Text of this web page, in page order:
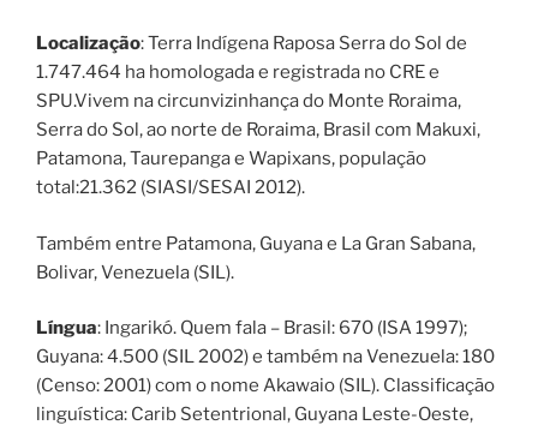
Localização: Terra Indígena Raposa Serra do Sol de
1.747.464 ha homologada e registrada no CRE e
SPU.Vivem na circunvizinhança do Monte Roraima,
Serra do Sol, ao norte de Roraima, Brasil com Makuxi,
Patamona, Taurepanga e Wapixans, população
total:21.362 (SIASI/SESAI 2012).
Também entre Patamona, Guyana e La Gran Sabana,
Bolivar, Venezuela (SIL).
Língua: Ingarikó. Quem fala – Brasil: 670 (ISA 1997);
Guyana: 4.500 (SIL 2002) e também na Venezuela: 180
(Censo: 2001) com o nome Akawaio (SIL). Classificação
linguística: Carib Setentrional, Guyana Leste-Oeste,